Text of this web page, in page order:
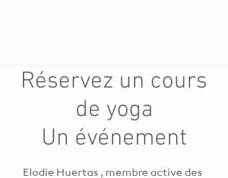
Réservez un cours
de yoga
Un événement
Elodie Huertas , membre active des